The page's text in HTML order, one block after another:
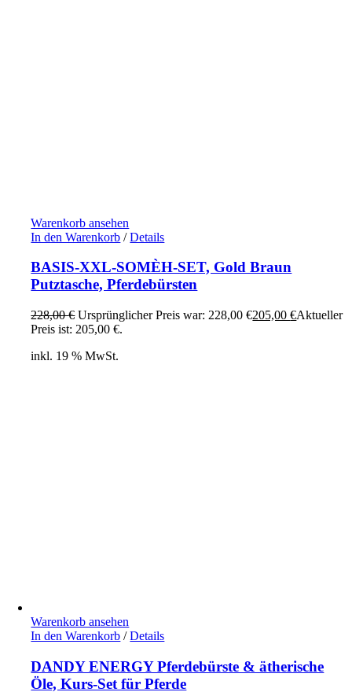
Warenkorb ansehen
In den Warenkorb / Details
BASIS-XXL-SOMÈH-SET, Gold Braun
Putztasche, Pferdebürsten
228,00€ Ursprünglicher Preis war: 228,00 €205,00€Aktueller
Preis ist: 205,00 €.
inkl. 19 % MwSt.
Warenkorb ansehen
In den Warenkorb / Details
DANDY ENERGY Pferdebürste & ätherische
Öle, Kurs-Set für Pferde